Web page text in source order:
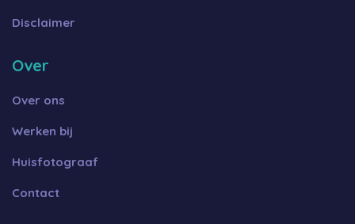
Disclaimer
Over
Over ons
Werken bij
Huisfotograaf
Contact